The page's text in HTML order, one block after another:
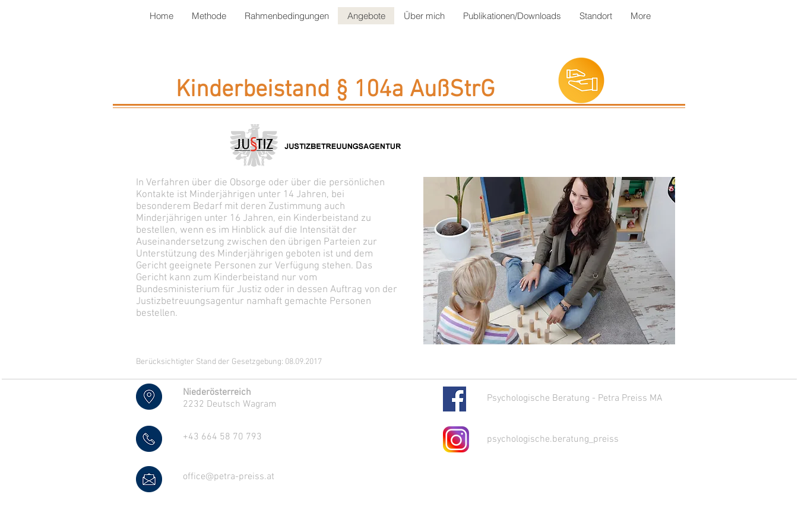
Home Methode Rahmenbedingungen Angebote Über mich Publikationen/Downloads Standort More
Kinderbeistand § 104a AußStrG
In Verfahren über die Obsorge oder über die persönlichen
Kontakte ist Minderjährigen unter 14 Jahren, bei
besonderem Bedarf mit deren Zustimmung auch
Minderjährigen unter 16 Jahren, ein Kinderbeistand zu
bestellen, wenn es im Hinblick auf die Intensität der
Auseinandersetzung zwischen den übrigen Parteien zur
Unterstützung des Minderjährigen geboten ist und dem
Gericht geeignete Personen zur Verfügung stehen. Das
Gericht kann zum Kinderbeistand nur vom
Bundesministerium für Justiz oder in dessen Auftrag von der
Justizbetreuungsagentur namhaft gemachte Personen
bestellen.
Berücksichtigter Stand der Gesetzgebung: 08.09.2017
Niederösterreich
2232 Deutsch Wagram
+43 664 58 70 793
office@petra-preiss.at
Psychologische Beratung - Petra Preiss MA
psychologische.beratung_preiss